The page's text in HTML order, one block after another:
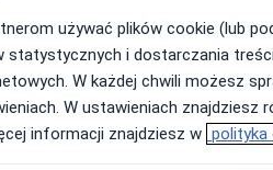
Jutro
7 Sie
Sob,
8 Sie
Ndz,
9 Sie
online nie jest dostępne
używać plików cookie (lub
statystycznych i dostarczania
W każdej chwili możesz
W ustawieniach znajdziesz
informacji znajdziesz w polityka